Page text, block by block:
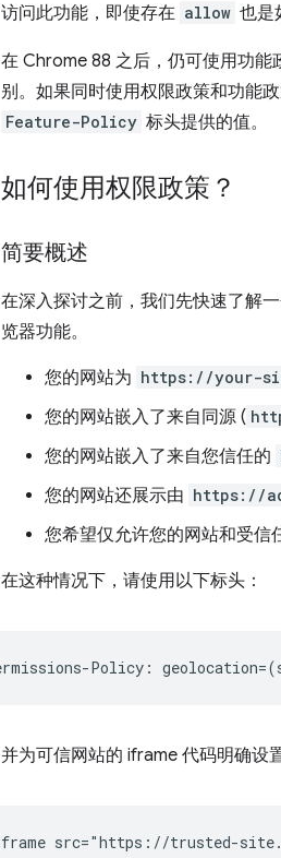
访问此功能，即使存在 allow 也是
在 Chrome 88 之后，仍可使用功
别。如果同时使用权限政策和功能政
Feature-Policy 标头提供的值。
如何使用权限政策？
简要概述
在深入探讨之前，我们先快速了解
览器功能。
您的网站为 https://your-
您的网站嵌入了来自同源 (
您的网站嵌入了来自您信任的
您的网站还展示由 https://
您希望仅允许您的网站和受信
在这种情况下，请使用以下标头：
并为可信网站的 iframe 代码明确设